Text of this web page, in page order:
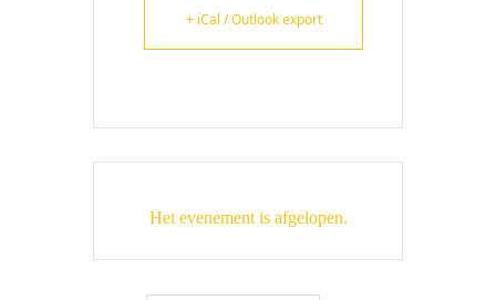
+ iCal / Outlook export
Het evenement is afgelopen.